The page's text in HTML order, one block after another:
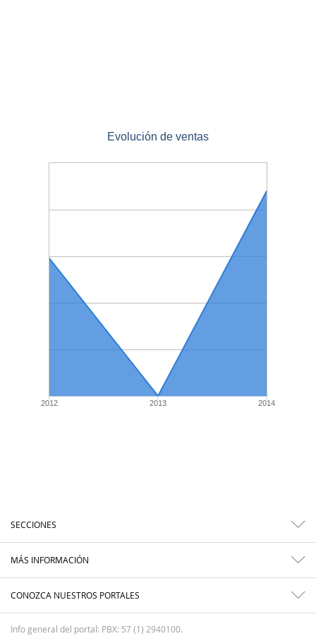
Evolución de ventas
2012 2013 2014
SECCIONES
MÁS INFORMACIÓN
CONOZCA NUESTROS PORTALES
Info general del portal: PBX: 57 (1) 2940100.